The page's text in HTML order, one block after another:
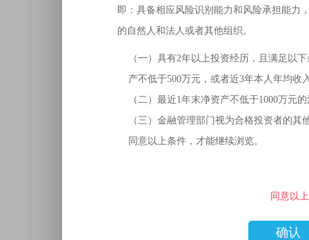
即：具备相应风险识别能力和风险承担能力
的自然人和法人或者其他组织。
（一）具有2年以上投资经历，且满足以
产不低于500万元，或者近3年本人年均收
（二）最近1年末净资产不低于1000万元
（三）金融管理部门视为合格投资者的其
同意以上条件，才能继续浏览。
同意以
确认